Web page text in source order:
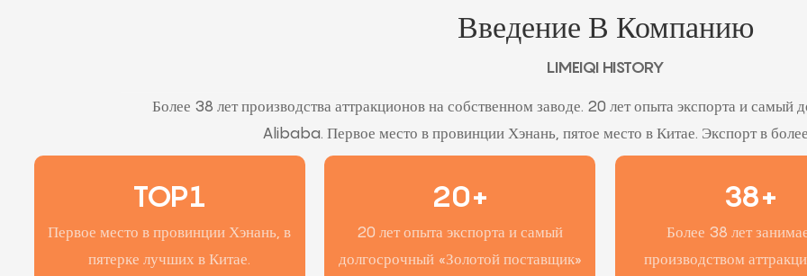
Введение В Компанию
LIMEIQI HISTORY
Более 38 лет производства аттракционов на собственном заводе. 20 лет опыта экспорта и самый
Alibaba. Первое место в провинции Хэнань, пятое место в Китае. Экспорт в
TOP1
Первое место в провинции Хэнань, в
пятерке лучших в Китае.
20+
20 лет опыта экспорта и самый
долгосрочный «Золотой поставщик»
38+
Более 38 лет
производством